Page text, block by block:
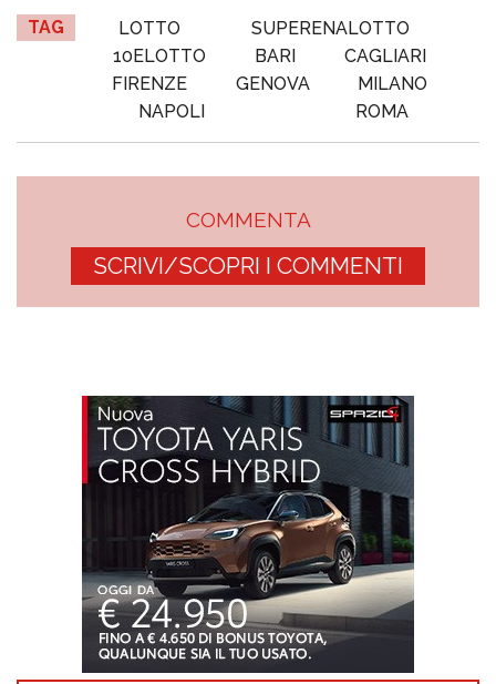
TAG LOTTO
SUPERENALOTTO
10ELOTTO
BARI
CAGLIARI
FIRENZE
GENOVA
MILANO
NAPOLI
ROMA
COMMENTA
SCRIVI/SCOPRI I COMMENTI